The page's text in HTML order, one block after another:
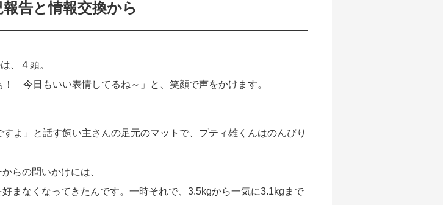
告と情報交換から
、４頭。
今日もいい表情してるね～」と、笑顔で声をかけます。
よ」と話す飼い主さんの足元のマットで、プティ雄くんはのんびり
らの問いかけには、
まなくなってきたんです。一時それで、3.5kgから一気に3.1kgまで